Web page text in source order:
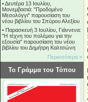
•Δευτέρα 13 Ιουλίου,
Μονεμβασιά: "Προδομένο
Μεσολόγγι" παρουσίαση του
νέου βιβλίου του Σπύρου Αλεξίου
• Παρασκευή 3 Ιουλίου, Γιάννενα:
"Η τέχνη του πολέμου για την
εξουσία" παρουσίαση του νέου
βιβλίου του Δημήτρη Καλτσώνη
Περισσότερα »
Το Γράμμα του Τόπου